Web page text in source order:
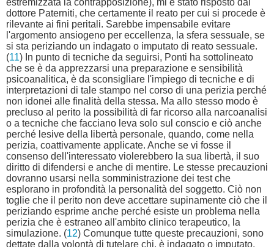
estremizzata la contrapposizione), mi è stato risposto dal
dottore Paterniti, che certamente il reato per cui si procede è
rilevante ai fini peritali. Sarebbe impensabile evitare
l'argomento ansiogeno per eccellenza, la sfera sessuale, se
si sta periziando un indagato o imputato di reato sessuale.
(11) In punto di tecniche da seguirsi, Ponti ha sottolineato
che se è da apprezzarsi una preparazione e sensibilità
psicoanalitica, è da sconsigliare l'impiego di tecniche e di
interpretazioni di tale stampo nel corso di una perizia perché
non idonei alle finalità della stessa. Ma allo stesso modo è
precluso al perito la possibilità di far ricorso alla narcoanalisi
o a tecniche che facciano leva solo sul conscio e ciò anche
perché lesive della libertà personale, quando, come nella
perizia, coattivamente applicate. Anche se vi fosse il
consenso dell'interessato violerebbero la sua libertà, il suo
diritto di difendersi e anche di mentire. Le stesse precauzioni
dovranno usarsi nella somministrazione dei test che
esplorano in profondità la personalità del soggetto. Ciò non
toglie che il perito non deve accettare supinamente ciò che il
periziando esprime anche perché esiste un problema nella
perizia che è estraneo all'ambito clinico terapeutico, la
simulazione. (12) Comunque tutte queste precauzioni, sono
dettate dalla volontà di tutelare chi, è indagato o imputato,